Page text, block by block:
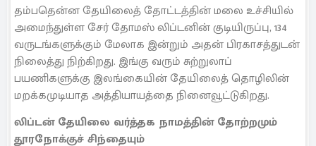
தம்பதென்ன தேயிலைத் தோட்டத்தின் மலை உச்சியில்
அமைந்துள்ள சேர் தோமஸ் லிப்டனின் குடியிருப்பு, 134
வருடங்களுக்கும் மேலாக இன்றும் அதன் பிரகாசத்துடன்
நிலைத்து நிற்கிறது. இங்கு வரும் சுற்றுலாப்
பயணிகளுக்கு இலங்கையின் தேயிலைத் தொழிலின்
மறக்கமுடியாத அத்தியாயத்தை நினைவூட்டுகிறது.
லிப்டன் தேயிலை வர்த்தக நாமத்தின் தோற்றமும்
தூரநோக்குச் சிந்தையும்